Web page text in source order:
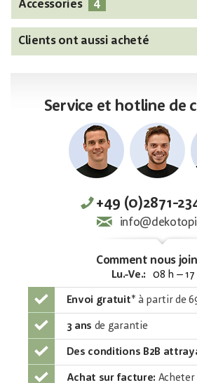
Accessories 4
Clients ont aussi acheté
Service et hotline de
+49 (0)2871-
Comment nous
Lu.-Ve.: 08 h – 17
Envoi gratuit* à partir de
3 ans de garantie
Des conditions B2B
Achat sur facture: